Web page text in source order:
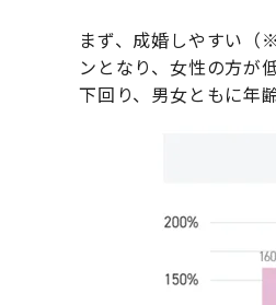
まず、成婚しやすい（
ンとなり、女性の方が
下回り、男女ともに